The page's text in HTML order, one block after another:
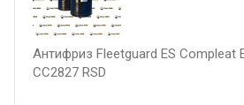
Антифриз Fleetguard ES Compleat
CC2827 RSD